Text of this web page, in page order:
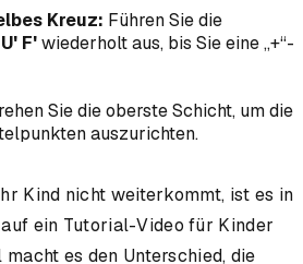
Kreuz: Führen Sie die
F'wiederholt aus, bis Sie eine „+“-
Sie die oberste Schicht, um die
auszurichten.
Kind nicht weiterkommt, ist es in
ein Tutorial-Video für Kinder
es den Unterschied, die